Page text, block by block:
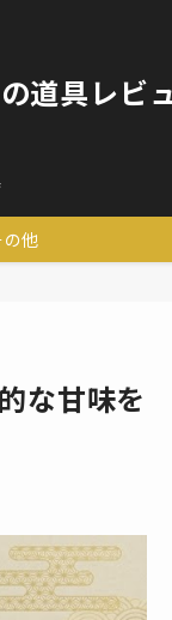
道具レビ
の他
な甘味を